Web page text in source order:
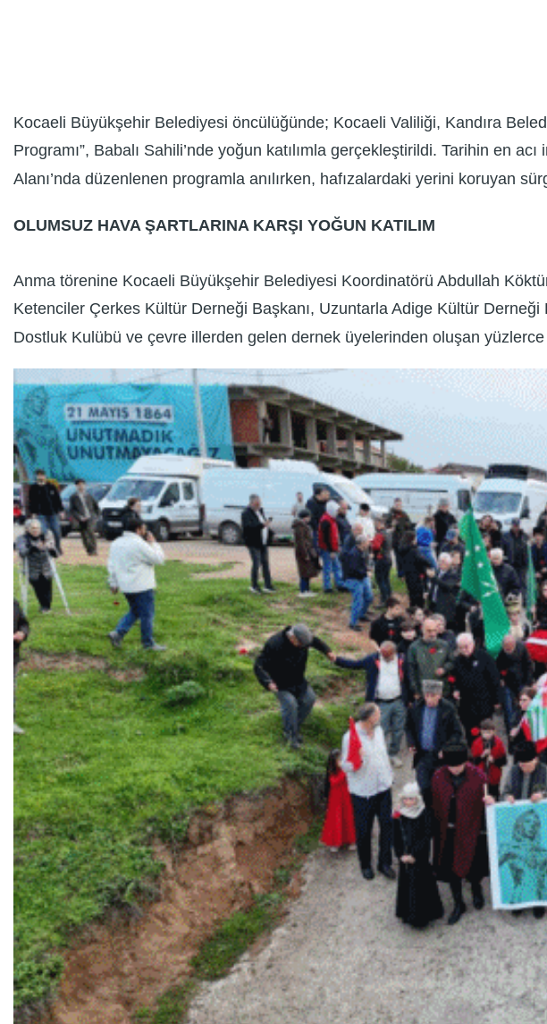
Kocaeli Büyükşehir Belediyesi öncülüğünde; Kocaeli Valiliği, Kandıra
Programı”, Babalı Sahili’nde yoğun katılımla gerçekleştirildi. Tarihin en
Alanı’nda düzenlenen programla anılırken, hafızalardaki yerini koruyan
OLUMSUZ HAVA ŞARTLARINA KARŞI YOĞUN KATILIM
Anma törenine Kocaeli Büyükşehir Belediyesi Koordinatörü Abdullah
Ketenciler Çerkes Kültür Derneği Başkanı, Uzuntarla Adige Kültür
Dostluk Kulübü ve çevre illerden gelen dernek üyelerinden oluşan